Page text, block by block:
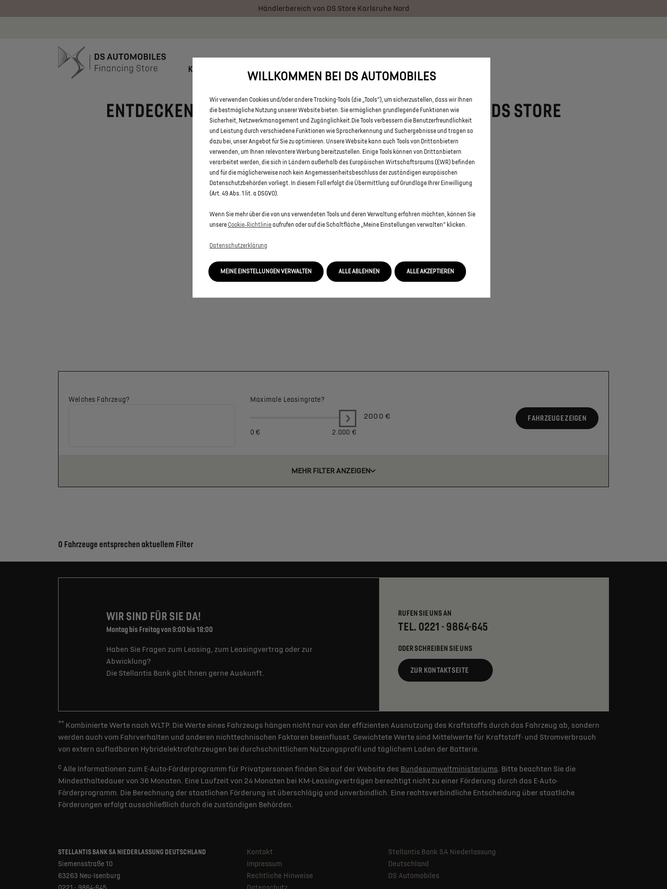
Händlerbereich von DS Store Karlsruhe Nord
KONFIGURATOR
ENTDECKEN SIE ALLE DS 7 UND DS 7 CROSSBACK VON DS STORE
KARLSRUHE NORD
Welches Fahrzeug? Maximale Leasingrate?
0 € 2.000 €
2000 € FAHRZEUGE ZEIGEN
MEHR FILTER ANZEIGEN
Suchergebnisse
0 Fahrzeuge entsprechen aktuellem Filter
WIR SIND FÜR SIE DA!
Montag bis Freitag von 9:00 bis 18:00
Haben Sie Fragen zum Leasing, zum Leasingvertrag oder zur
Abwicklung?
Die Stellantis Bank gibt Ihnen gerne Auskunft.
RUFEN SIE UNS AN
TEL. 0221 - 9864-645
ODER SCHREIBEN SIE UNS
ZUR KONTAKTSEITE
** Kombinierte Werte nach WLTP. Die Werte eines Fahrzeugs hängen nicht nur von der effizienten Ausnutzung des Kraftstoffs durch das Fahrzeug ab, sondern
werden auch vom Fahrverhalten und anderen nichttechnischen Faktoren beeinflusst. Gewichtete Werte sind Mittelwerte für Kraftstoff- und Stromverbrauch
von extern aufladbaren Hybridelektrofahrzeugen bei durchschnittlichem Nutzungsprofil und täglichem Laden der Batterie.
c Alle Informationen zum E-Auto-Förderprogramm für Privatpersonen finden Sie auf der Website des Bundesumweltministeriums. Bitte beachten Sie die
Mindesthaltedauer von 36 Monaten. Eine Laufzeit von 24 Monaten bei KM-Leasingverträgen berechtigt nicht zu einer Förderung durch das E-Auto-
Förderprogramm. Die Berechnung der staatlichen Förderung ist überschlägig und unverbindlich. Eine rechtsverbindliche Entscheidung über staatliche
Förderungen erfolgt ausschließlich durch die zuständigen Behörden.
STELLANTIS BANK SA NIEDERLASSUNG DEUTSCHLAND
Siemensstraße 10
63263 Neu-Isenburg
Kontakt
Impressum
Rechtliche Hinweise
Stellantis Bank SA Niederlassung
Deutschland
DS Automobiles
WILLKOMMEN BEI DS AUTOMOBILES
Wir verwenden Cookies und/oder andere Tracking-Tools (die „Tools“), um sicherzustellen, dass wir Ihnen
die bestmögliche Nutzung unserer Website bieten. Sie ermöglichen grundlegende Funktionen wie
Sicherheit, Netzwerkmanagement und Zugänglichkeit.Die Tools verbessern die Benutzerfreundlichkeit
und Leistung durch verschiedene Funktionen wie Spracherkennung und Suchergebnisse und tragen so
dazu bei, unser Angebot für Sie zu optimieren. Unsere Website kann auch Tools von Drittanbietern
verwenden, um Ihnen relevantere Werbung bereitzustellen. Einige Tools können von Drittanbietern
verarbeitet werden, die sich in Ländern außerhalb des Europäischen Wirtschaftsraums (EWR) befinden
und für die möglicherweise noch kein Angemessenheitsbeschluss der zuständigen europäischen
Datenschutzbehörden vorliegt. In diesem Fall erfolgt die Übermittlung auf Grundlage Ihrer Einwilligung
(Art. 49 Abs. 1 lit. a DSGVO).
Wenn Sie mehr über die von uns verwendeten Tools und deren Verwaltung erfahren möchten, können Sie
unsere Cookie‑Richtlinieaufrufen oder auf die Schaltfläche „Meine Einstellungen verwalten“ klicken.
Datenschutzerklärung
MEINE EINSTELLUNGEN VERWALTEN ALLE AKZEPTIEREN
ALLE ABLEHNEN